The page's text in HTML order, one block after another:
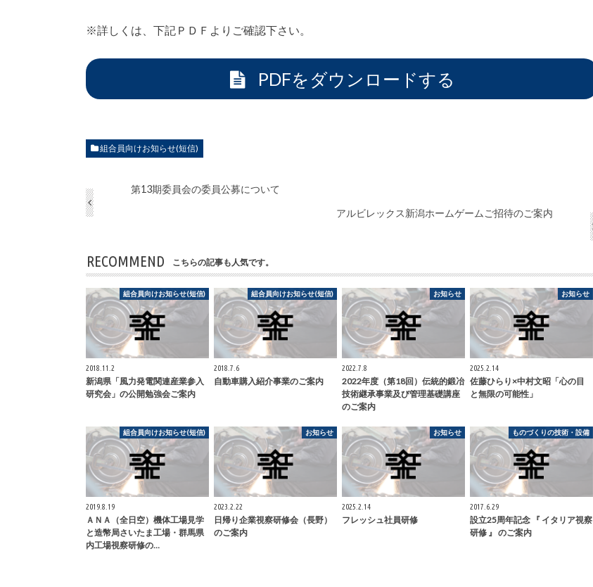
※詳しくは、下記ＰＤＦよりご確認下さい。
PDFをダウンロードする
組合員向けお知らせ(短信)
第13期委員会の委員公募について
アルビレックス新潟ホームゲームご招待のご案内
RECOMMEND こちらの記事も人気です。
組合員向けお知らせ(短信)
2018.11.2
新潟県「風力発電関連産業参入
研究会」の公開勉強会ご案内
組合員向けお知らせ(短信)
2018.7.6
自動車購入紹介事業のご案内
お知らせ
2022.7.8
2022年度（第18回）伝統的鍛冶
技術継承事業及び管理基礎講座
のご案内
お知らせ
2025.2.14
佐藤ひらり×中村文昭「心の目
と無限の可能性」
組合員向けお知らせ(短信)
2019.8.19
ＡＮＡ（全日空）機体工場見学
と造幣局さいたま工場・群馬県
内工場視察研修の…
お知らせ
2023.2.22
日帰り企業視察研修会（長野）
のご案内
お知らせ
2025.2.14
フレッシュ社員研修
ものづくりの技術・設備
2017.6.29
設立25周年記念 『 イタリア視察
研修 』 のご案内